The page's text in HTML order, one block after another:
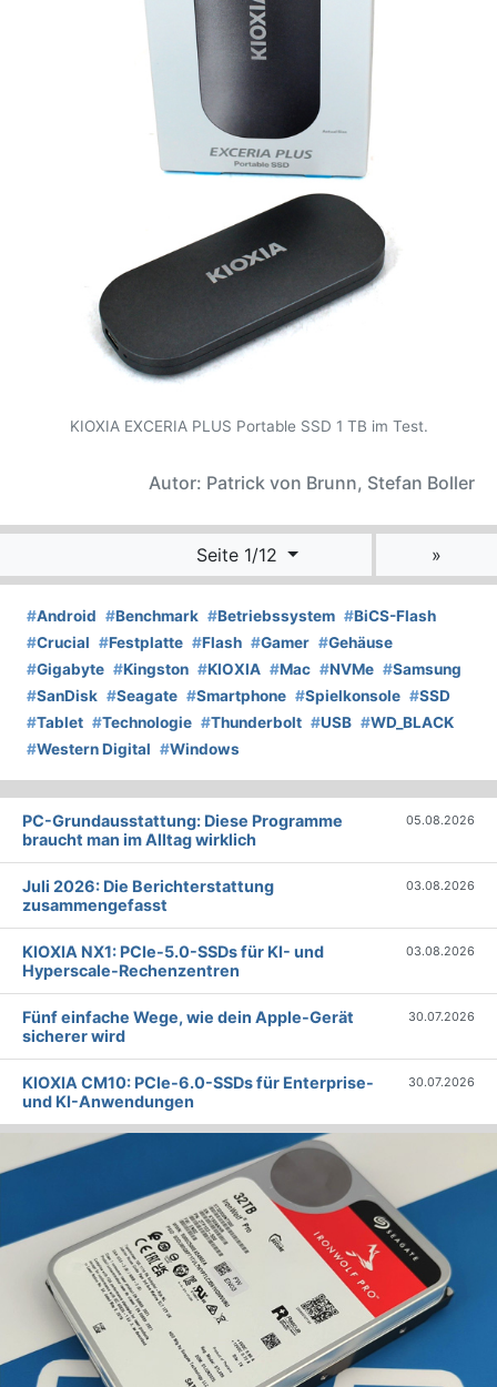
KIOXIA EXCERIA PLUS Portable SSD 1 TB im Test.
Autor: Patrick von Brunn, Stefan Boller
Seite 1/12 »
#Android #Benchmark #Betriebssystem #BiCS-Flash
#Crucial #Festplatte #Flash #Gamer #Gehäuse
#Gigabyte #Kingston #KIOXIA #Mac #NVMe #Samsung
#SanDisk #Seagate #Smartphone #Spielkonsole #SSD
#Tablet #Technologie #Thunderbolt #USB #WD_BLACK
#Western Digital #Windows
PC-Grundausstattung: Diese Programme
braucht man im Alltag wirklich
05.08.2026
Juli 2026: Die Bericht­erstattung
zusammengefasst
03.08.2026
KIOXIA NX1: PCIe-5.0-SSDs für KI- und
Hyperscale-Rechenzentren
03.08.2026
Fünf einfache Wege, wie dein Apple-Gerät
sicherer wird
30.07.2026
KIOXIA CM10: PCIe-6.0-SSDs für Enterprise-
und KI-Anwendungen
30.07.2026